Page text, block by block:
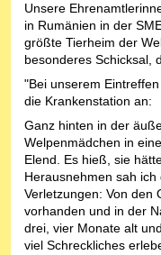
Unsere
in Rumänien in der
größte Tierheim der
besonderes Schicksal,
"Bei unserem
die Krankenstation an:
Ganz hinten in der
Welpenmädchen in
Elend. Es hieß, sie
Herausnehmen sah
Verletzungen: Von den
vorhanden und in der
drei, vier Monate alt
viel Schreckliches